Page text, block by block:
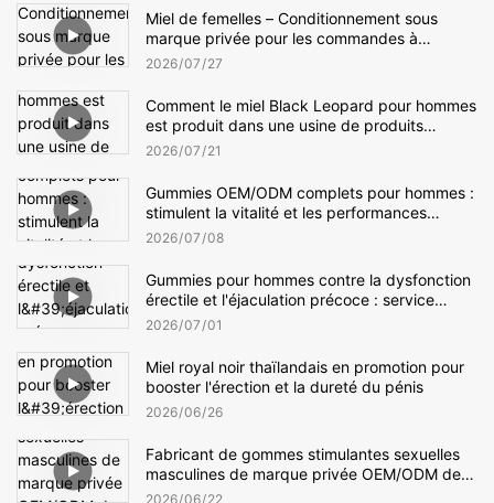
Miel de femelles – Conditionnement sous
marque privée pour les commandes à
l'exportation
2026 07 27
Comment le miel Black Leopard pour hommes
est produit dans une usine de produits
d'amélioration masculine
2026 07 21
Gummies OEM/ODM complets pour hommes :
stimulent la vitalité et les performances
sexuelles
2026 07 08
Gummies pour hommes contre la dysfonction
érectile et l'éjaculation précoce : service
OEM/ODM complet
2026 07 01
Miel royal noir thaïlandais en promotion pour
booster l'érection et la dureté du pénis
2026 06 26
Fabricant de gommes stimulantes sexuelles
masculines de marque privée OEM/ODM de
premier plan pour la vente en gros
2026 06 22